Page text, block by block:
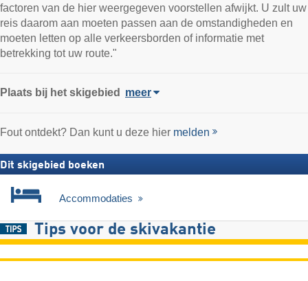
factoren van de hier weergegeven voorstellen afwijkt. U zult uw
reis daarom aan moeten passen aan de omstandigheden en
moeten letten op alle verkeersborden of informatie met
betrekking tot uw route."
Plaats bij het skigebied meer
Fout ontdekt? Dan kunt u deze hier melden
Dit skigebied boeken
Accommodaties
Tips voor de skivakantie